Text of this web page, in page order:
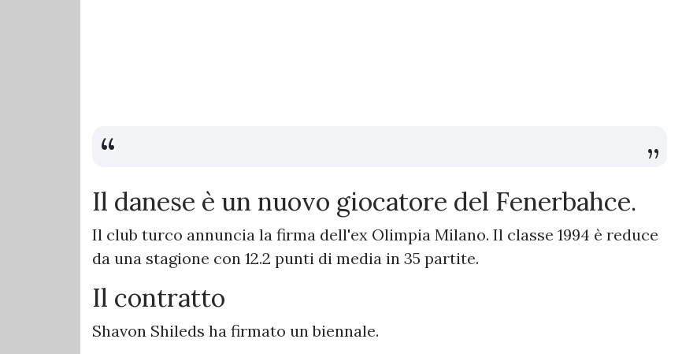
Il danese è un nuovo giocatore del Fenerbahce.
Il club turco annuncia la firma dell'ex Olimpia Milano. Il classe 1994 è reduce
da una stagione con 12.2 punti di media in 35 partite.
Il contratto
Shavon Shileds ha firmato un biennale.